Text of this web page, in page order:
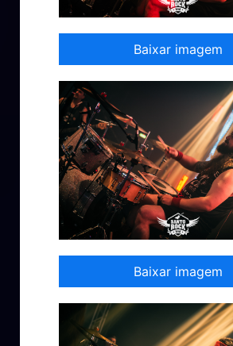
Baixar imagem
Baixar imagem